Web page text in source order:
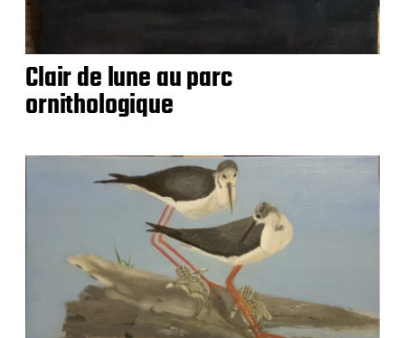
Clair de lune au parc
ornithologique